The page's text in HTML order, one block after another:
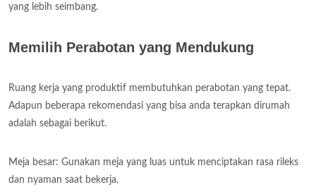
yang lebih seimbang.
Memilih Perabotan yang Mendukung
Ruang kerja yang produktif membutuhkan perabotan yang tepat.
Adapun beberapa rekomendasi yang bisa anda terapkan dirumah
adalah sebagai berikut.
Meja besar: Gunakan meja yang luas untuk menciptakan rasa rileks
dan nyaman saat bekerja.